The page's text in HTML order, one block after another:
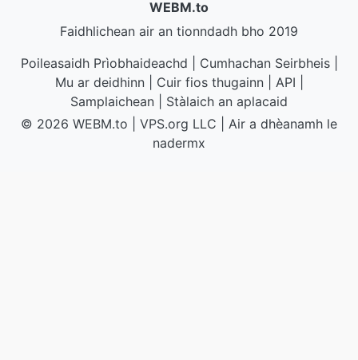
WEBM.to
Faidhlichean air an tionndadh bho 2019
Poileasaidh Prìobhaideachd
Cumhachan Seirbheis|
Mu ar deidhinn| Cuir fios thugainn| API
Samplaichean
Stàlaich an aplacaid
© 2026 WEBM.to
VPS.org LLC | Air a dhèanamh le
nadermx